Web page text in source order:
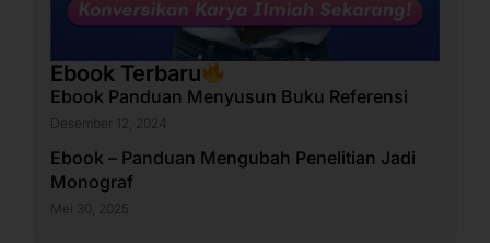
Ebook Terbaru
Ebook Panduan Menyusun Buku Referensi
Desember 12, 2024
Ebook – Panduan Mengubah Penelitian Jadi
Monograf
Mei 30, 2025